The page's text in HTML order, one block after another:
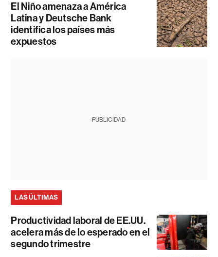
El Niño amenaza a América
Latina y Deutsche Bank
identifica los países más
expuestos
PUBLICIDAD
LAS ÚLTIMAS
Productividad laboral de EE.UU.
acelera más de lo esperado en el
segundo trimestre